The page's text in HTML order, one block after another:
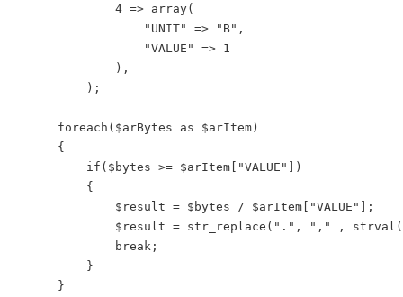
            4 => array(
                "UNIT" => "B",
                "VALUE" => 1
            ),
        );
    foreach($arBytes as $arItem)
    {
        if($bytes >= $arItem["VALUE"])
        {
            $result = $bytes / $arItem["VALUE"];
$result = str_replace(".", "," ,
            break;
        }
    }